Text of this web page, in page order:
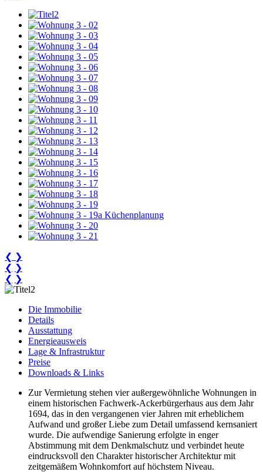
❮ ❯
❮ ❯
❮ ❯
Die Immobilie
Details
Ausstattung
Energieausweis
Lage & Infrastruktur
Preise
Downloads & Links
Zur Vermietung stehen vier außergewöhnliche Wohnungen in
einem historischen Fachwerk-Ackerbürgerhaus aus dem Jahr
1694, das in den vergangenen vier Jahren mit erheblichem
Aufwand und großer Liebe zum Detail umfassend kernsaniert
wurde. Die aufwendige Sanierung erfolgte in enger
Abstimmung mit dem Denkmalschutz und verbindet heute
eindrucksvoll den Charakter historischer Architektur mit
zeitgemäßem Wohnkomfort auf höchstem Niveau.